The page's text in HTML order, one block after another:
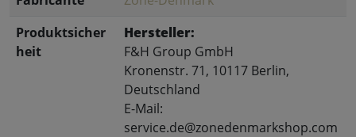
Produktsicher
heit
Hersteller:
F&H Group GmbH
Kronenstr. 71, 10117 Berlin,
Deutschland
E-Mail:
service.de@zonedenmarkshop.com